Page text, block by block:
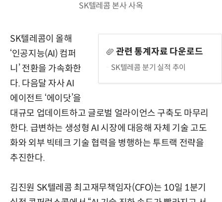
SK텔레콤 본사 사옥
관련 통계자료 다운로드
SK텔레콤 분기 실적 추이
SK텔레콤이 올해
‘인공지능(AI) 컴퍼
니’ 전환을 가속화한
다. 다음달 자사 AI
에이전트 ‘에이닷’을
대규모 업데이트하고 글로벌 얼라이언스 구축도 마무리
한다. 급변하는 생성형 AI 시장에 대응해 자체 기술 고도
화와 외부 빅테크 기술 협력을 병행하는 투트랙 전략을
추진한다.
김진원 SK텔레콤 최고재무책임자(CFO)는 10일 1분기